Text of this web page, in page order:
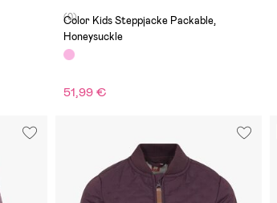
(0)
Color Kids Steppjacke Packable,
Honeysuckle
51,99 €